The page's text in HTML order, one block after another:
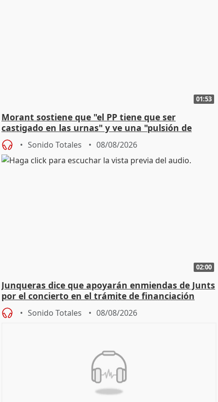
01:53
Morant sostiene que "el PP tiene que ser
castigado en las urnas" y ve una "pulsión de
cambio"
Sonido Totales 08/08/2026
02:00
Junqueras dice que apoyarán enmiendas de Junts
por el concierto en el trámite de financiación
Sonido Totales 08/08/2026